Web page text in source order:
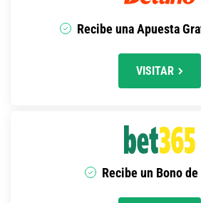
Recibe una Apuesta
VISITAR
Recibe un Bono